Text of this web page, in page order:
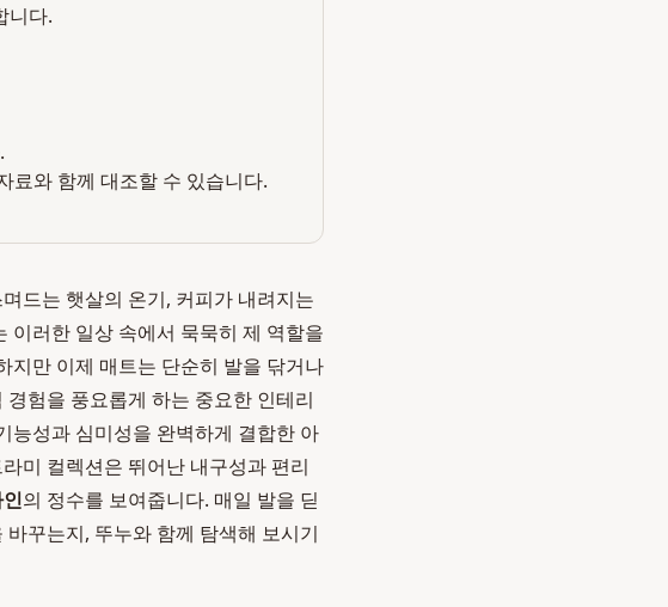
니다.
료와 함께 대조할 수 있습니다.
드는 햇살의 온기, 커피가 내려지는
이러한 일상 속에서 묵묵히 제 역할을
지만 이제 매트는 단순히 발을 닦거나
험을 풍요롭게 하는 중요한 인테리
능성과 심미성을 완벽하게 결합한 아
미 컬렉션은 뛰어난 내구성과 편리
의 정수를 보여줍니다. 매일 발을 딛
꾸는지, 뚜누와 함께 탐색해 보시기